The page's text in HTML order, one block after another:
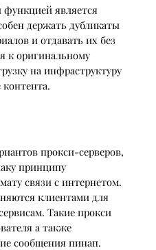
функцией является
держать дубликаты
и отдавать их без
к оригинальному
на инфраструктуру
прокси-серверов,
принципу
связи с интернетом.
клиентами для
Такие прокси
а также
сообщения пинап.